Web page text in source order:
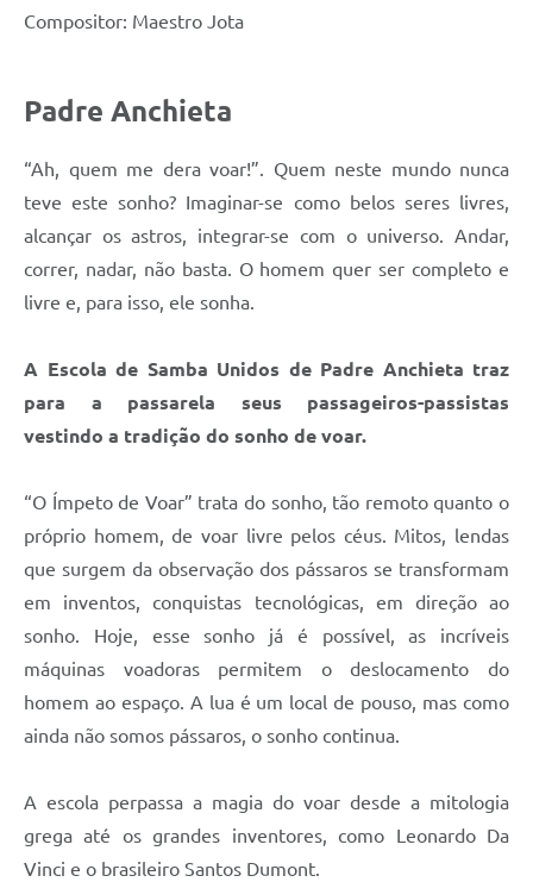
Compositor: Maestro Jota
Padre Anchieta
“Ah, quem me dera voar!”. Quem neste mundo nunca
teve este sonho? Imaginar-se como belos seres livres,
alcançar os astros, integrar-se com o universo. Andar,
correr, nadar, não basta. O homem quer ser completo e
livre e, para isso, ele sonha.
A Escola de Samba Unidos de Padre Anchieta traz
para a passarela seus passageiros-passistas
vestindo a tradição do sonho de voar.
“O Ímpeto de Voar” trata do sonho, tão remoto quanto o
próprio homem, de voar livre pelos céus. Mitos, lendas
que surgem da observação dos pássaros se transformam
em inventos, conquistas tecnológicas, em direção ao
sonho. Hoje, esse sonho já é possível, as incríveis
máquinas voadoras permitem o deslocamento do
homem ao espaço. A lua é um local de pouso, mas como
ainda não somos pássaros, o sonho continua.
A escola perpassa a magia do voar desde a mitologia
grega até os grandes inventores, como Leonardo Da
Vinci e o brasileiro Santos Dumont.